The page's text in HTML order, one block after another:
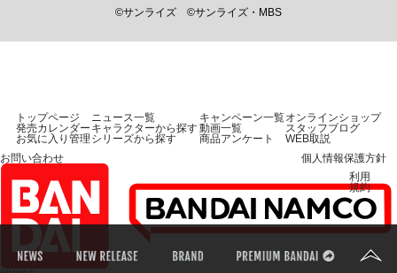
©サンライズ ©サンライズ・MBS
トップページ
発売カレンダー
お気に入り管理
ニュース一覧
キャラクターから探す
シリーズから探す
キャンペーン一覧
動画一覧
商品アンケート
オンラインショップ
スタッフブログ
WEB取説
お問い合わせ
個人情報保護方針
利用
規約